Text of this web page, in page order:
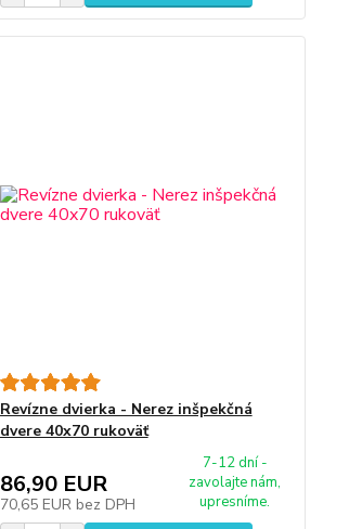
Revízne dvierka - Nerez inšpekčná
dvere 40x70 rukoväť
86,90 EUR
70,65 EUR bez DPH
7-12 dní -
zavolajte nám,
upresníme.